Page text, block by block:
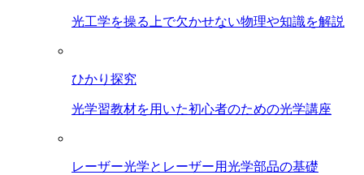
光工学を操る上で欠かせない物理や知識を解説
ひかり探究
光学習教材を用いた初心者のための光学講座
レーザー光学とレーザー用光学部品の基礎